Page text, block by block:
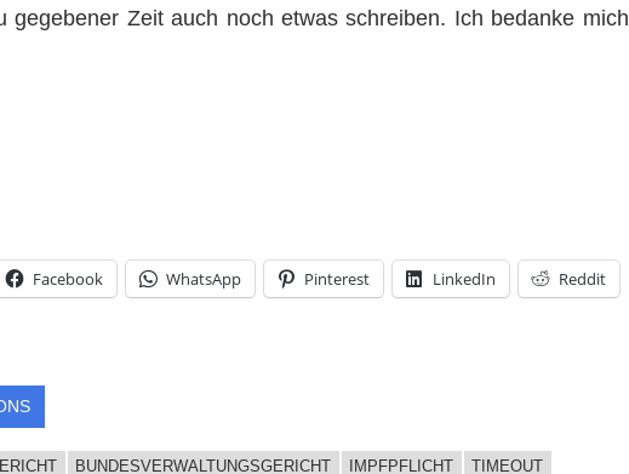
gegebener Zeit auch noch etwas schreiben. Ich bedanke mich
Facebook WhatsApp Pinterest LinkedIn Reddit
BUNDESVERWALTUNGSGERICHT IMPFPFLICHT TIMEOUT